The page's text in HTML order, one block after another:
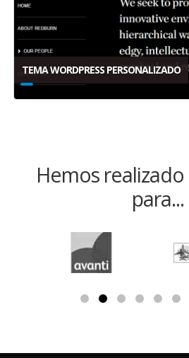
TEMA WORDPRESS PERSONALIZADO
Hemos realizado
para...